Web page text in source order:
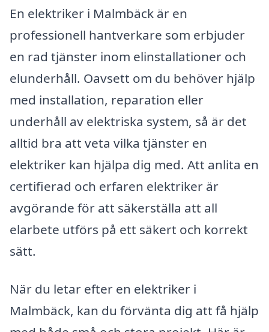
En elektriker i Malmbäck är en
professionell hantverkare som erbjuder
en rad tjänster inom elinstallationer och
elunderhåll. Oavsett om du behöver hjälp
med installation, reparation eller
underhåll av elektriska system, så är det
alltid bra att veta vilka tjänster en
elektriker kan hjälpa dig med. Att anlita en
certifierad och erfaren elektriker är
avgörande för att säkerställa att all
elarbete utförs på ett säkert och korrekt
sätt.
När du letar efter en elektriker i
Malmbäck, kan du förvänta dig att få hjälp